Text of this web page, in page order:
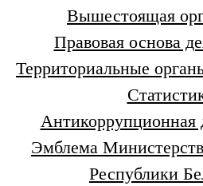
Вышестоящая
Правовая основа
Территориальные
Антикоррупционная
Эмблема
Республики